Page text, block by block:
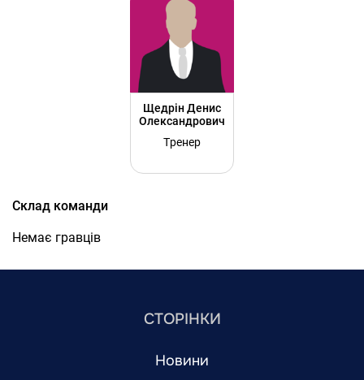
Щедрін Денис
Олександрович
Тренер
Склад команди
Немає гравців
СТОРІНКИ
Новини